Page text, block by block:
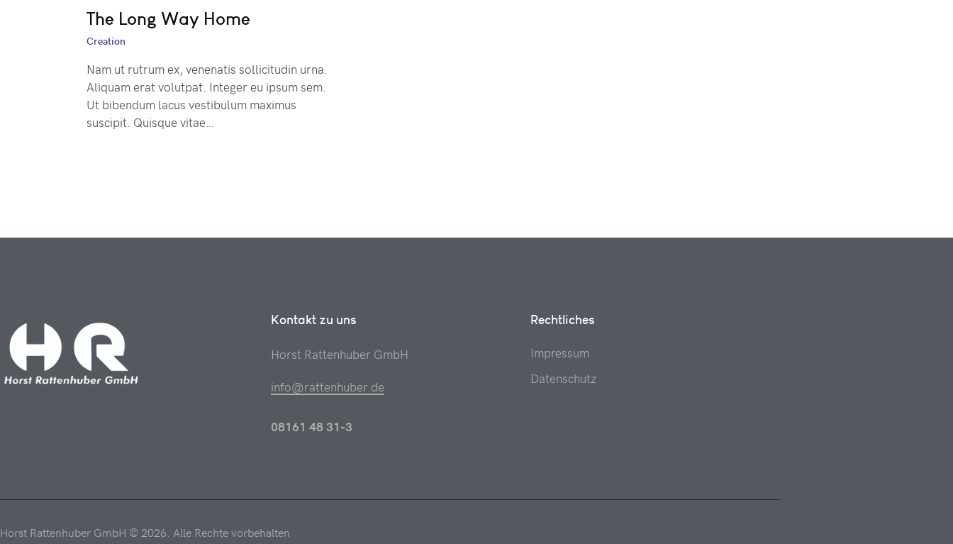
The Long Way Home
Creation
Nam ut rutrum ex, venenatis sollicitudin urna.
Aliquam erat volutpat. Integer eu ipsum sem.
Ut bibendum lacus vestibulum maximus
suscipit. Quisque vitae…
Kontakt zu uns
Horst Rattenhuber GmbH
info@rattenhuber.de
08161 48 31-3
Rechtliches
Impressum
Datenschutz
Horst Rattenhuber GmbH © 2026. Alle Rechte vorbehalten